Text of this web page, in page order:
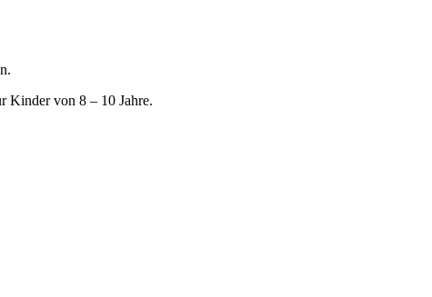
Kinder von 8 – 10 Jahre.